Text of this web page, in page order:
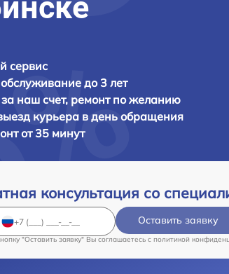
сервис
до 3 лет
наш счет, ремонт по желанию
курьера в день обращения
от 35 минут
консультация со
Оставить заявку
"Оставить заявку" Вы соглашаетесь c политикой